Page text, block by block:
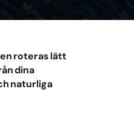
roteras lätt
dina
naturliga